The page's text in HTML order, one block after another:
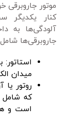
موتور
کنار یکدیگر
آلودگی‌ها به
جاروبرقی‌ها
میدان
روتور
که شامل
است و